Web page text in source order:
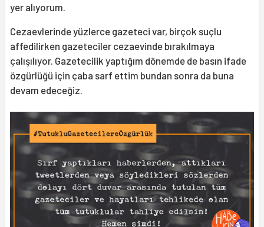
yer alıyorum.
Cezaevlerinde yüzlerce gazeteci var, birçok suçlu
affedilirken gazeteciler cezaevinde bırakılmaya
çalışılıyor. Gazetecilik yaptığım dönemde de basın ifade
özgürlüğü için çaba sarf ettim bundan sonra da buna
devam edeceğiz.